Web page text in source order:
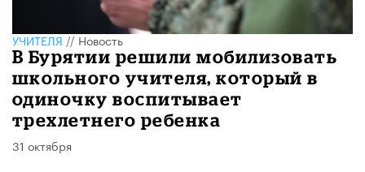
УЧИТЕЛЯ//Новость
В Бурятии решили мобилизовать
школьного учителя, который в
одиночку воспитывает
трехлетнего ребенка
31 октября